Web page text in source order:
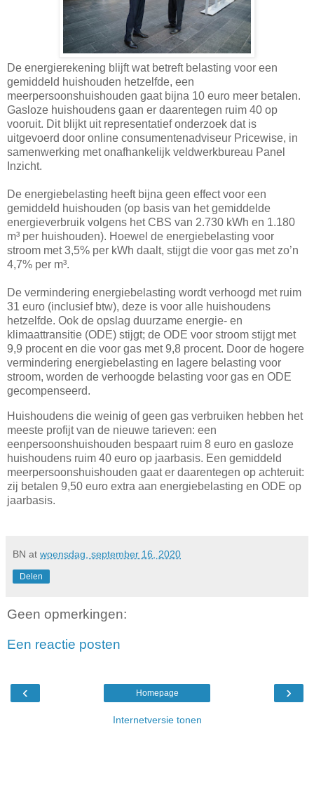
De energierekening blijft wat betreft belasting voor een
gemiddeld huishouden hetzelfde, een
meerpersoonshuishouden gaat bijna 10 euro meer betalen.
Gasloze huishoudens gaan er daarentegen ruim 40 op
vooruit. Dit blijkt uit representatief onderzoek dat is
uitgevoerd door online consumentenadviseur Pricewise, in
samenwerking met onafhankelijk veldwerkbureau Panel
Inzicht.
De energiebelasting heeft bijna geen effect voor een
gemiddeld huishouden (op basis van het gemiddelde
energieverbruik volgens het CBS van 2.730 kWh en 1.180
m³ per huishouden). Hoewel de energiebelasting voor
stroom met 3,5% per kWh daalt, stijgt die voor gas met zo’n
4,7% per m³.
De vermindering energiebelasting wordt verhoogd met ruim
31 euro (inclusief btw), deze is voor alle huishoudens
hetzelfde. Ook de opslag duurzame energie- en
klimaattransitie (ODE) stijgt; de ODE voor stroom stijgt met
9,9 procent en die voor gas met 9,8 procent. Door de hogere
vermindering energiebelasting en lagere belasting voor
stroom, worden de verhoogde belasting voor gas en ODE
gecompenseerd.
Huishoudens die weinig of geen gas verbruiken hebben het
meeste profijt van de nieuwe tarieven: een
eenpersoonshuishouden bespaart ruim 8 euro en gasloze
huishoudens ruim 40 euro op jaarbasis. Een gemiddeld
meerpersoonshuishouden gaat er daarentegen op achteruit:
zij betalen 9,50 euro extra aan energiebelasting en ODE op
jaarbasis.
BN at woensdag, september 16, 2020
Delen
Geen opmerkingen:
Een reactie posten
‹ ›
Homepage
Internetversie tonen